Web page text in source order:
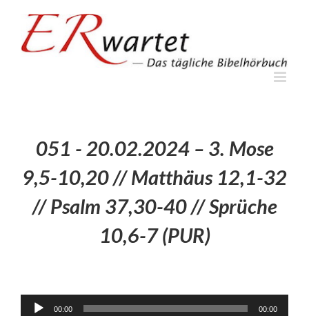
springen
051 - 20.02.2024 – 3. Mose
9,5-10,20 // Matthäus 12,1-32
// Psalm 37,30-40 // Sprüche
10,6-7 (PUR)
Audio-
00:00 00:00